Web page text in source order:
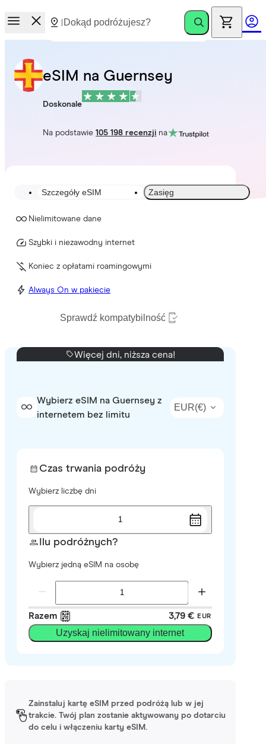
eSIM na Guernsey
Doskonale
Na podstawie105 198 recenzji na
Szczegóły eSIM Zasięg
Nielimitowane dane
Szybki i niezawodny internet
Koniec z opłatami roamingowymi
Always On w pakiecie
Sprawdź kompatybilność
Więcej dni, niższa cena!
Wybierz eSIM na Guernsey z
internetem bez limitu
EUR(€)
Czas trwania podróży
Wybierz liczbę dni
1
Ilu podróżnych?
Wybierz jedną eSIM na osobę
Razem 3,79 € EUR
Uzyskaj nielimitowany internet
Zainstaluj kartę eSIM przed podróżą lub w jej
trakcie. Twój plan zostanie aktywowany po dotarciu
do celu i włączeniu karty eSIM.